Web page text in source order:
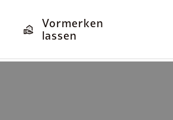
Vormerken
lassen